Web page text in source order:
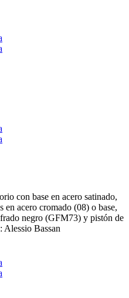
con base en acero satinado,
en acero cromado (08) o base,
negro (GFM73) y pistón de
Alessio Bassan